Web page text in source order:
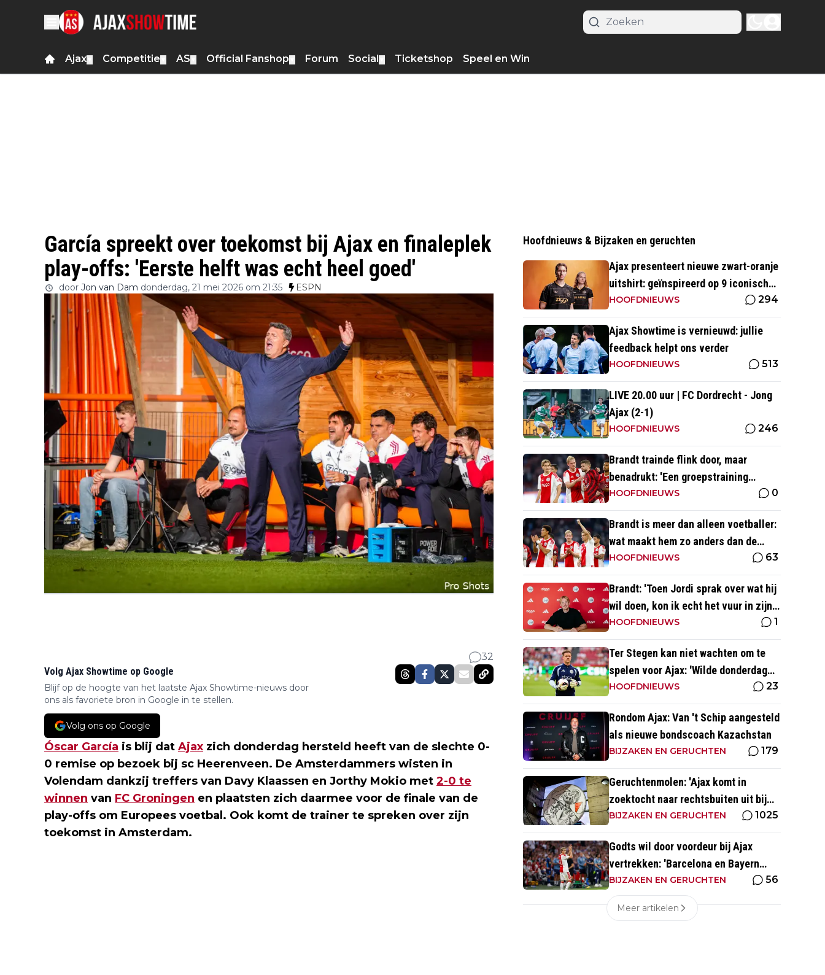
Ajax Competitie AS Official Fanshop Forum Social Ticketshop Speel en Win
García spreekt over toekomst bij Ajax en finaleplek
play-offs: 'Eerste helft was echt heel goed'
door Jon van Dam donderdag, 21 mei 2026 om 21:35 ESPN
32
Volg Ajax Showtime op Google
Blijf op de hoogte van het laatste Ajax Showtime-nieuws door
ons als favoriete bron in Google in te stellen.
Volg ons op Google
Óscar García is blij dat Ajax zich donderdag hersteld heeft van de slechte 0-
0 remise op bezoek bij sc Heerenveen. De Amsterdammers wisten in
Volendam dankzij treffers van Davy Klaassen en Jorthy Mokio met 2-0 te
winnen van FC Groningen en plaatsten zich daarmee voor de finale van de
play-offs om Europees voetbal. Ook komt de trainer te spreken over zijn
toekomst in Amsterdam.
Hoofdnieuws & Bijzaken en geruchten
Ajax presenteert nieuwe zwart-oranje
uitshirt: geïnspireerd op 9 iconische
momenten uit clubhistorie
HOOFDNIEUWS 294
Ajax Showtime is vernieuwd: jullie
feedback helpt ons verder
HOOFDNIEUWS 513
LIVE 20.00 uur | FC Dordrecht - Jong
Ajax (2-1)
HOOFDNIEUWS 246
Brandt trainde flink door, maar
benadrukt: 'Een groepstraining
nabootsen, is toch vrij lastig in je
eentje'
HOOFDNIEUWS 0
Brandt is meer dan alleen voetballer:
wat maakt hem zo anders dan de
'gemiddelde' voetballer?
HOOFDNIEUWS 63
Brandt: 'Toen Jordi sprak over wat hij
wil doen, kon ik echt het vuur in zijn
ogen zien'
HOOFDNIEUWS 1
Ter Stegen kan niet wachten om te
spelen voor Ajax: 'Wilde donderdag
ook op het veld staan'
HOOFDNIEUWS 23
Rondom Ajax: Van 't Schip aangesteld
als nieuwe bondscoach Kazachstan
BIJZAKEN EN GERUCHTEN 179
Geruchtenmolen: 'Ajax komt in
zoektocht naar rechtsbuiten uit bij
Couto'
BIJZAKEN EN GERUCHTEN 1025
Godts wil door voordeur bij Ajax
vertrekken: 'Barcelona en Bayern
waren ook heel serieus'
BIJZAKEN EN GERUCHTEN 56
Meer artikelen